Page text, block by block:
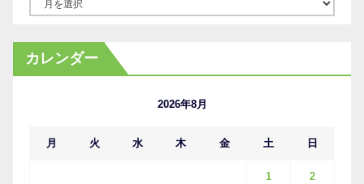
カ
イ
カレンダー
2026年8月
月 火 水 木 金 土 日
1 2